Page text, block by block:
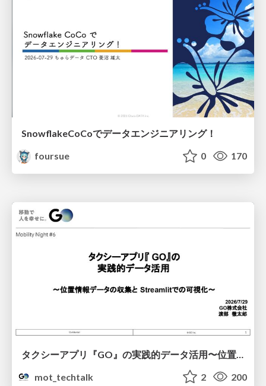
SnowflakeCoCoでデータエンジニアリング！
foursue
0 170
mot_techtalk
2 200